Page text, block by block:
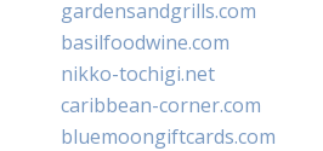
gardensandgrills.com
basilfoodwine.com
nikko-tochigi.net
caribbean-corner.com
bluemoongiftcards.com